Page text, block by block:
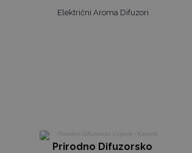
Električni Aroma Difuzori
Prirodno Difuzorsko